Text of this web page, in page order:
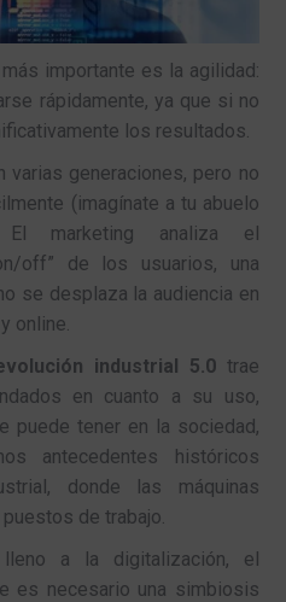
importante es la agilidad:
rápidamente, ya que si no
los resultados.
varias generaciones, pero no
(imagínate a tu abuelo
El marketing analiza el
off” de los usuarios, una
se desplaza la audiencia en
online.
industrial 5.0trae
en cuanto a su uso,
puede tener en la sociedad,
antecedentes históricos
donde las máquinas
de trabajo.
a la digitalización, el
es necesario una simbiosis